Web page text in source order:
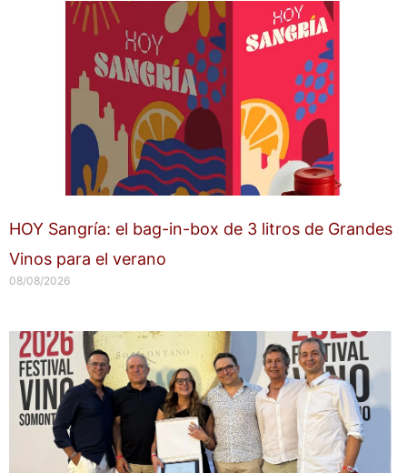
HOY Sangría: el bag-in-box de 3 litros de Grandes
Vinos para el verano
08/08/2026